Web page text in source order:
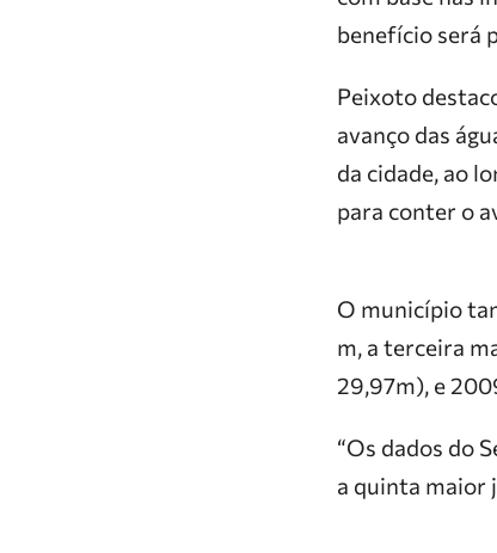
benefício será
Peixoto
avanço das
da cidade, ao
para conter o
O município
m, a terceira
29,97m), e
“Os dados do
a quinta maior